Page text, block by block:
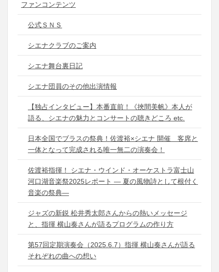
ファンコンテンツ
公式ＳＮＳ
シエナクラブのご案内
シエナ舞台裏日記
シエナ団員のその他出演情報
【独占インタビュー】本番直前！《挾間美帆》本人が
語る、シエナの魅力とコンサートの聴きどころ etc.
日本全国でブラスの祭典！佐渡裕×シエナ 開催 客席と
一体となって完成される唯一無二の演奏会！
佐渡裕指揮！ シエナ・ウインド・オーケストラ富士山
河口湖音楽祭2025レポート ― 夏の風物詩として根付く
音楽の祭典―
ジャズの新鋭 松井秀太郎さんからの熱いメッセージ
と、指揮 横山奏さんが語るプログラムの作り方
第57回定期演奏会（2025.6.7）指揮 横山奏さんが語る
それぞれの曲への想い